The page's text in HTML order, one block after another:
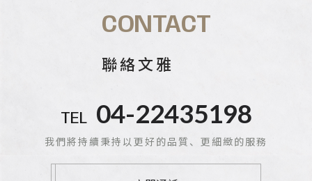
CONTACT
聯絡文雅
TEL 04-22435198
我們將持續秉持以更好的品質、更細緻的服務